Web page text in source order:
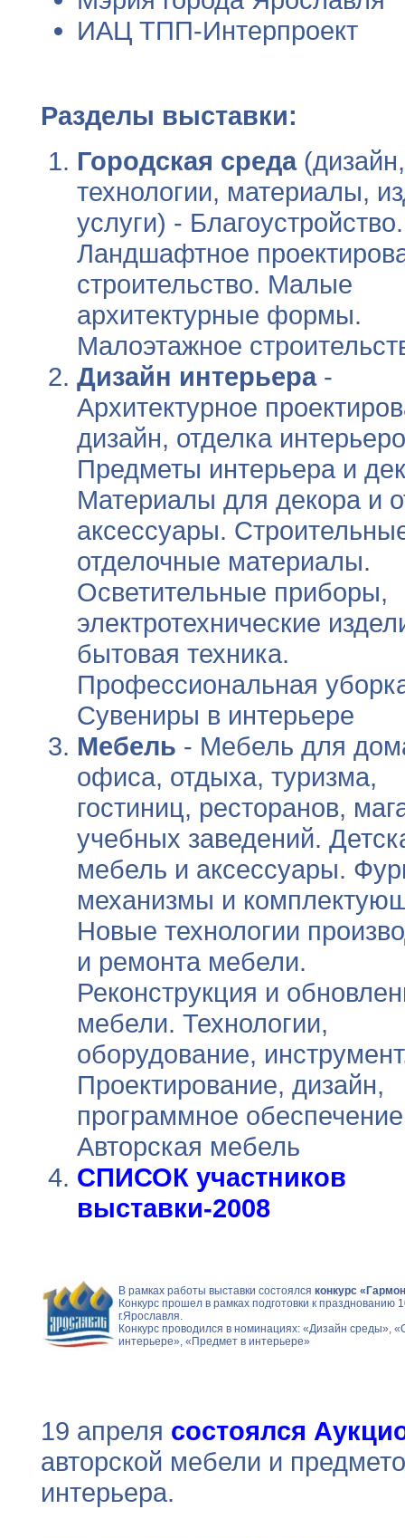
ИАЦ ТПП-Интерпроект
Разделы выставки:
Городская среда(дизайн,
технологии, материалы,
услуги) - Благоустройство.
Ландшафтное
строительство. Малые
архитектурные формы.
Малоэтажное
Дизайн интерьера-
Архитектурное
дизайн, отделка
Предметы интерьера и
Материалы для декора и
аксессуары.
отделочные материалы.
Осветительные приборы,
электротехнические
бытовая техника.
Профессиональная
Сувениры в интерьере
Мебель - Мебель для
офиса, отдыха, туризма,
гостиниц, ресторанов,
учебных заведений.
мебель и аксессуары.
механизмы и
Новые технологии
и ремонта мебели.
Реконструкция и
мебели. Технологии,
оборудование,
Проектирование, дизайн,
программное
Авторская мебель
СПИСОК участников
выставки-2008
В рамках работы выставки состоялся конкурс
Конкурс прошел в рамках подготовки к празднованию
г.Ярославля.
Конкурс проводился в номинациях: «Дизайн среды»,
интерьере», «Предмет в интерьере»
19 апреля состоялся
авторской мебели и
интерьера.